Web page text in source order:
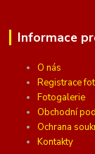
Informace
O nás
Registrace
Fotogalerie
Obchodní
Ochrana
Kontakty